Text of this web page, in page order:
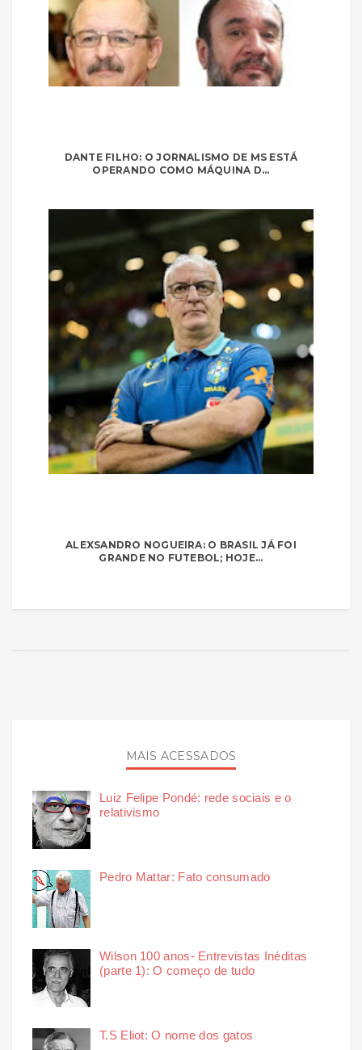
DANTE FILHO: O JORNALISMO DE MS ESTÁ
OPERANDO COMO MÁQUINA D...
ALEXSANDRO NOGUEIRA: O BRASIL JÁ FOI
GRANDE NO FUTEBOL; HOJE...
MAIS ACESSADOS
Luiz Felipe Pondé: rede sociais e o
relativismo
Pedro Mattar: Fato consumado
Wilson 100 anos- Entrevistas Inéditas
(parte 1): O começo de tudo
T.S Eliot: O nome dos gatos